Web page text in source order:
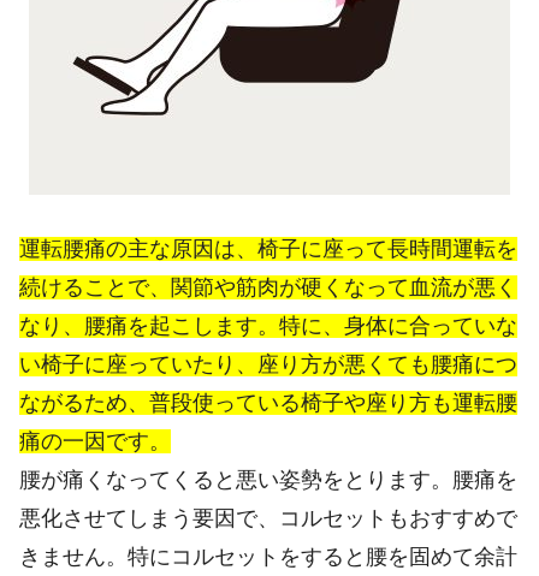
運転腰痛の主な原因は、椅子に座って長時間運転を
続けることで、関節や筋肉が硬くなって血流が悪く
なり、腰痛を起こします。特に、身体に合っていな
い椅子に座っていたり、座り方が悪くても腰痛につ
ながるため、普段使っている椅子や座り方も運転腰
痛の一因です。
腰が痛くなってくると悪い姿勢をとります。腰痛を
悪化させてしまう要因で、コルセットもおすすめで
きません。特にコルセットをすると腰を固めて余計